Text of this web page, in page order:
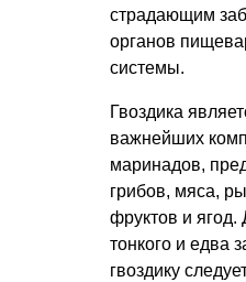
страдающим
органов
системы.
Гвоздика
важнейших
маринадов,
грибов, мяса,
фруктов и ягод.
тонкого и едва
гвоздику